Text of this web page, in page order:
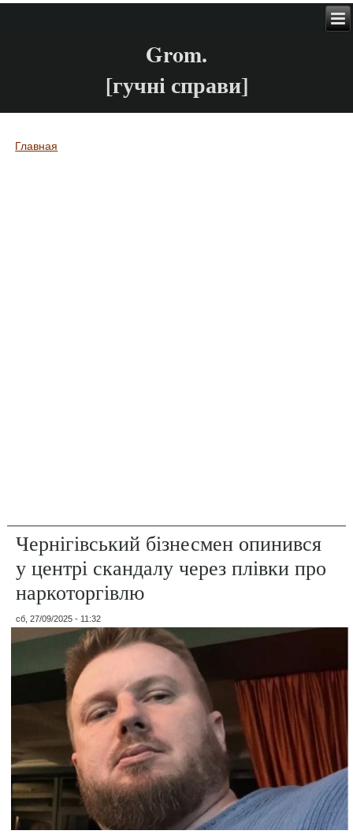
Grom.
[гучні справи]
Вы здесь
Главная
Чернігівський бізнесмен опинився
у центрі скандалу через плівки про
наркоторгівлю
сб, 27/09/2025 - 11:32